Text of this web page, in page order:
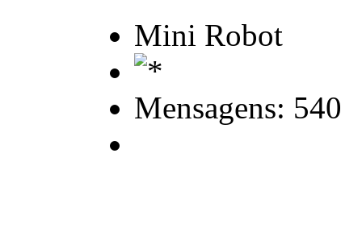
Mini Robot
Mensagens: 540